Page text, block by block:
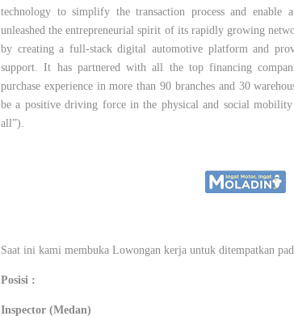
technology to simplify the transaction process and enable
unleashed the entrepreneurial spirit of its rapidly growing
by creating a full-stack digital automotive platform and
support. It has partnered with all the top financing
purchase experience in more than 90 branches and 30
be a positive driving force in the physical and social
all”).
Saat ini kami membuka Lowongan kerja untuk ditempatkan
Posisi :
Inspector (Medan)